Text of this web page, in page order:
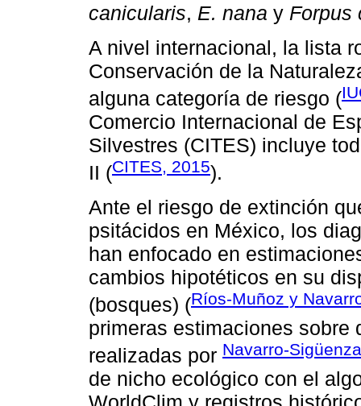
canicularis, E. nana y Forpus
A nivel internacional, la lista
Conservación de la
alguna categoría de riesgo (
Comercio Internacional de
Silvestres (CITES) incluye
II (CITES, 2015).
Ante el riesgo de extinción
psitácidos en México, los
han enfocado en
cambios hipotéticos en su
(bosques) (Ríos-Muñoz y
primeras estimaciones sobre
realizadas por Navarro-
de nicho ecológico con el